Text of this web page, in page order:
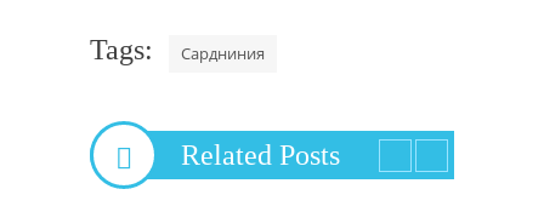
Tags: Сардниния
Related Posts